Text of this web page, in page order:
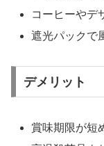
コーヒーやデ
遮光パックで
デメリット
賞味期限が短